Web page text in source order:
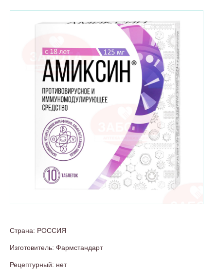
Страна: РОССИЯ
Изготовитель: Фармстандарт
Рецептурный: нет